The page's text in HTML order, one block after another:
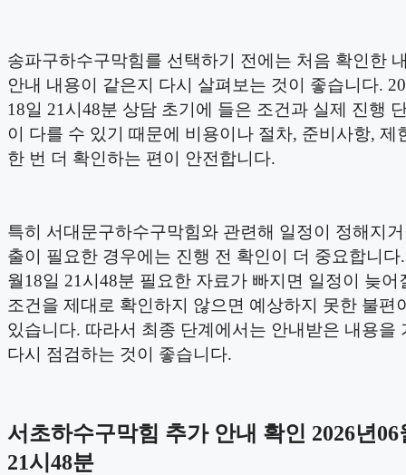
송파구하수구막힘를 선택하기 전에는 처음 확인한
안내 내용이 같은지 다시 살펴보는 것이 좋습니다.
18일 21시48분 상담 초기에 들은 조건과 실제 진행
이 다를 수 있기 때문에 비용이나 절차, 준비사항, 제
한 번 더 확인하는 편이 안전합니다.
특히 서대문구하수구막힘와 관련해 일정이 정해지
출이 필요한 경우에는 진행 전 확인이 더 중요합니다
월18일 21시48분 필요한 자료가 빠지면 일정이 늦어
조건을 제대로 확인하지 않으면 예상하지 못한 불편
있습니다. 따라서 최종 단계에서는 안내받은 내용을
다시 점검하는 것이 좋습니다.
서초하수구막힘 추가 안내 확인 2026년06
21시48분